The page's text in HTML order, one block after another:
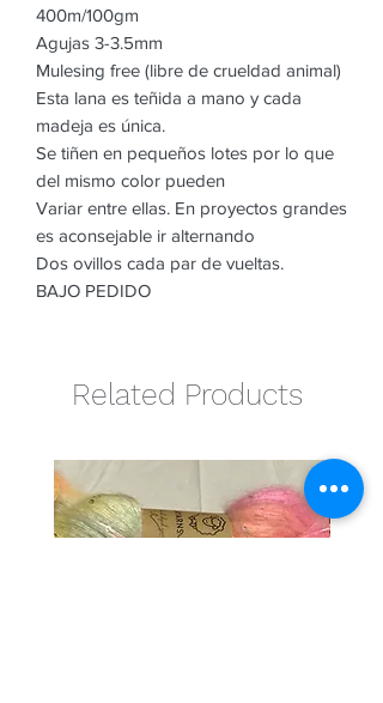
400m/100gm
Agujas 3-3.5mm
Mulesing free (libre de crueldad animal)
Esta lana es teñida a mano y cada
madeja es única.
Se tiñen en pequeños lotes por lo que
del mismo color pueden
Variar entre ellas. En proyectos grandes
es aconsejable ir alternando
Dos ovillos cada par de vueltas.
BAJO PEDIDO
Related Products